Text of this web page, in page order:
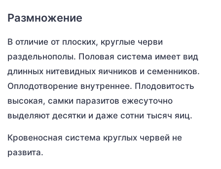
Размножение
В отличие от плоских, круглые черви
раздельнополы. Половая система имеет вид
длинных нитевидных яичников и семенников.
Оплодотворение внутреннее. Плодовитость
высокая, самки паразитов ежесуточно
выделяют десятки и даже сотни тысяч яиц.
Кровеносная система круглых червей не
развита.